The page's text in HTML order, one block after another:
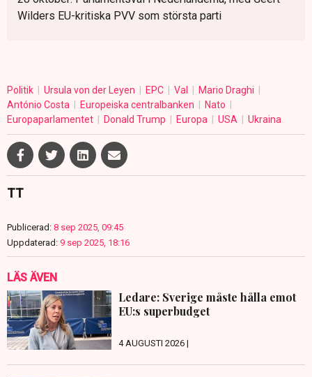
Wilders EU-kritiska PVV som största parti
Politik Ursula von der Leyen EPC Val
Mario Draghi
António Costa
Europeiska centralbanken
Nato
Europaparlamentet
Donald Trump Europa USA Ukraina
TT
Publicerad: 8 sep 2025, 09:45
Uppdaterad: 9 sep 2025, 18:16
LÄS ÄVEN
Ledare: Sverige måste hålla emot
EU:s superbudget
4 AUGUSTI 2026 |